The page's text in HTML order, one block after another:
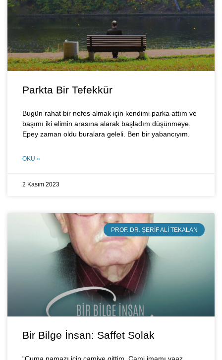
Parkta Bir Tefekkür
Bugün rahat bir nefes almak için kendimi parka attım ve
başımı iki elimin arasına alarak başladım düşünmeye.
Epey zaman oldu buralara geleli. Ben bir yabancıyım.
OKU »
2 Kasım 2023
PROF. DR. ŞERIF ALI TEKALAN
Bir Bilge İnsan: Saffet Solak